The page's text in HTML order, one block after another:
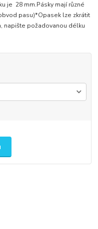
je 28 mm.Pásky mají různé
pasu)*Opasek lze zkrátit
napište požadovanou délku